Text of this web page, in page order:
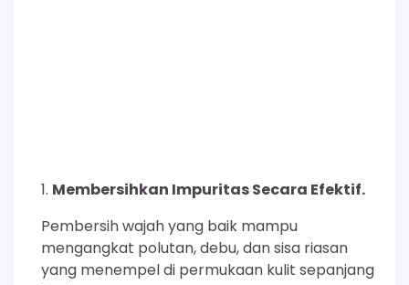
Membersihkan Impuritas Secara Efektif.
Pembersih wajah yang baik mampu
mengangkat polutan, debu, dan sisa riasan
yang menempel di permukaan kulit sepanjang